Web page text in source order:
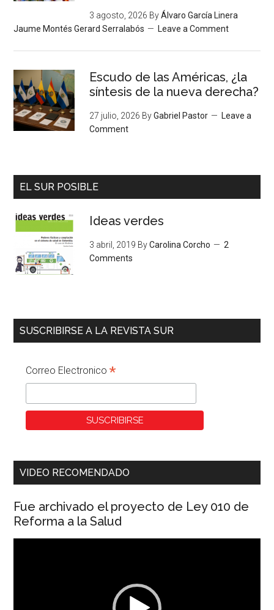
3 agosto, 2026 ByÁlvaro García Linera
Jaume Montés Gerard Serralabós
Leave a Comment
Escudo de las Américas, ¿la
síntesis de la nueva derecha?
27 julio, 2026 ByGabriel Pastor
Leave a
Comment
EL SUR POSIBLE
Ideas verdes
3 abril, 2019 ByCarolina Corcho
2
Comments
SUSCRIBIRSE A LA REVISTA SUR
Correo Electronico*
VIDEO RECOMENDADO
Fue archivado el proyecto de Ley 010 de
Reforma a la Salud